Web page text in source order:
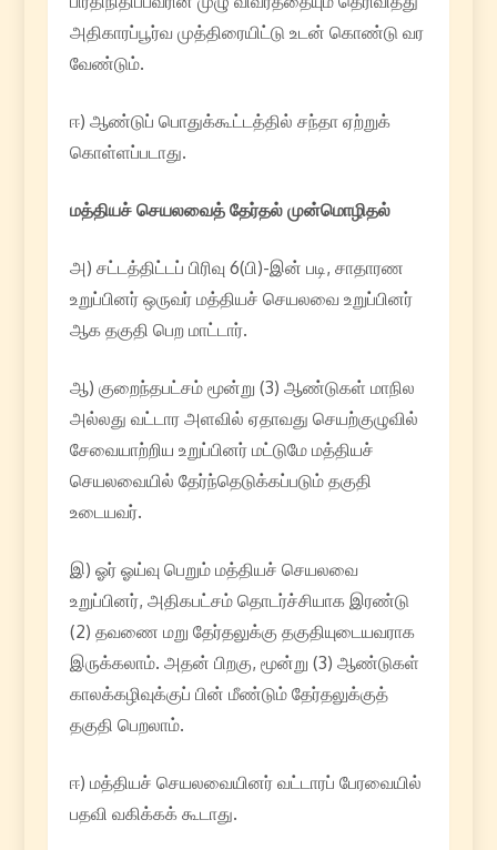
அதிகாரப்பூர்வ முத்திரையிட்டு உடன் கொண்டு வர
வேண்டும்.
ஈ) ஆண்டுப் பொதுக்கூட்டத்தில் சந்தா ஏற்றுக்
கொள்ளப்படாது.
மத்தியச் செயலவைத் தேர்தல் முன்மொழிதல்
அ) சட்டத்திட்டப் பிரிவு 6(பி)-இன் படி, சாதாரண
உறுப்பினர் ஒருவர் மத்தியச் செயலவை உறுப்பினர்
ஆக தகுதி பெற மாட்டார்.
ஆ) குறைந்தபட்சம் மூன்று (3) ஆண்டுகள் மாநில
அல்லது வட்டார அளவில் ஏதாவது செயற்குழுவில்
சேவையாற்றிய உறுப்பினர் மட்டுமே மத்தியச்
செயலவையில் தேர்ந்தெடுக்கப்படும் தகுதி
உடையவர்.
இ) ஓர் ஓய்வு பெறும் மத்தியச் செயலவை
உறுப்பினர், அதிகபட்சம் தொடர்ச்சியாக இரண்டு
(2) தவணை மறு தேர்தலுக்கு தகுதியுடையவராக
இருக்கலாம். அதன் பிறகு, மூன்று (3) ஆண்டுகள்
காலக்கழிவுக்குப் பின் மீண்டும் தேர்தலுக்குத்
தகுதி பெறலாம்.
ஈ) மத்தியச் செயலவையினர் வட்டாரப் பேரவையில்
பதவி வகிக்கக் கூடாது.